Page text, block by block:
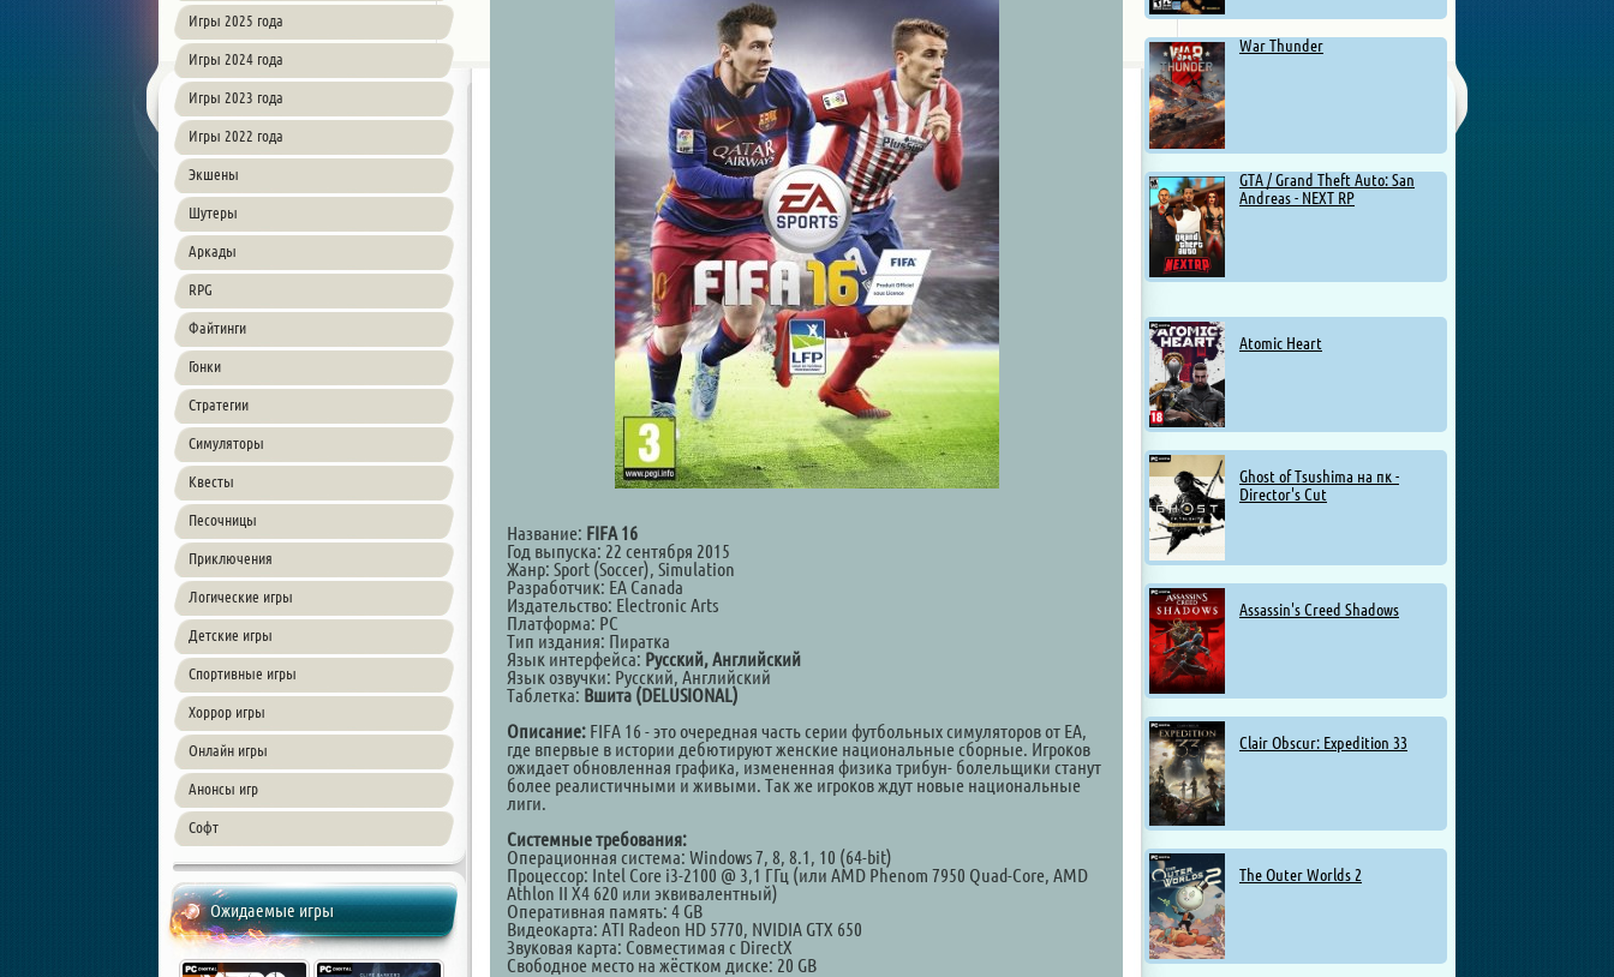
Игры 2025 года
Игры 2024 года
Игры 2023 года
Игры 2022 года
Экшены
Шутеры
Аркады
RPG
Файтинги
Гонки
Стратегии
Симуляторы
Квесты
Песочницы
Приключения
Логические игры
Детские игры
Спортивные игры
Хоррор игры
Онлайн игры
Анонсы игр
Софт
Ожидаемые игры
War Thunder
GTA / Grand Theft Auto: San
Andreas - NEXT RP
Atomic Heart
Ghost of Tsushima на пк -
Director's Cut
Assassin's Creed Shadows
Clair Obscur: Expedition 33
The Outer Worlds 2
Название: FIFA 16
Год выпуска: 22 сентября 2015
Жанр: Sport (Soccer), Simulation
Разработчик: EA Canada
Издательство: Electronic Arts
Платформа: РС
Тип издания: Пиратка
Язык интерфейса: Русский, Английский
Язык озвучки: Русский, Английский
Таблетка: Вшита (DELUSIONAL)
Описание: FIFA 16 - это очередная часть серии футбольных симуляторов от EA,
где впервые в истории дебютируют женские национальные сборные. Игроков
ожидает обновленная графика, измененная физика трибун- болельщики станут
более реалистичными и живыми. Так же игроков ждут новые национальные
лиги.
Системные требования:
Операционная система: Windows 7, 8, 8.1, 10 (64-bit)
Процессор: Intel Core i3-2100 @ 3,1 ГГц (или AMD Phenom 7950 Quad-Core, AMD
Athlon II X4 620 или эквивалентный)
Оперативная память: 4 GB
Видеокарта: ATI Radeon HD 5770, NVIDIA GTX 650
Звуковая карта: Совместимая с DirectX
Свободное место на жёстком диске: 20 GB